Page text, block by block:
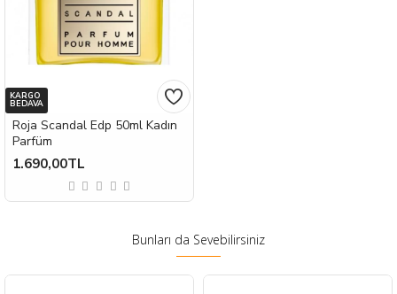
KARGO
BEDAVA
Roja Scandal Edp 50ml Kadın
Parfüm
1.690,00TL
Bunları da Sevebilirsiniz